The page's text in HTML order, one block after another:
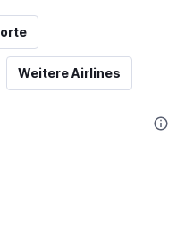
Weitere Airlines